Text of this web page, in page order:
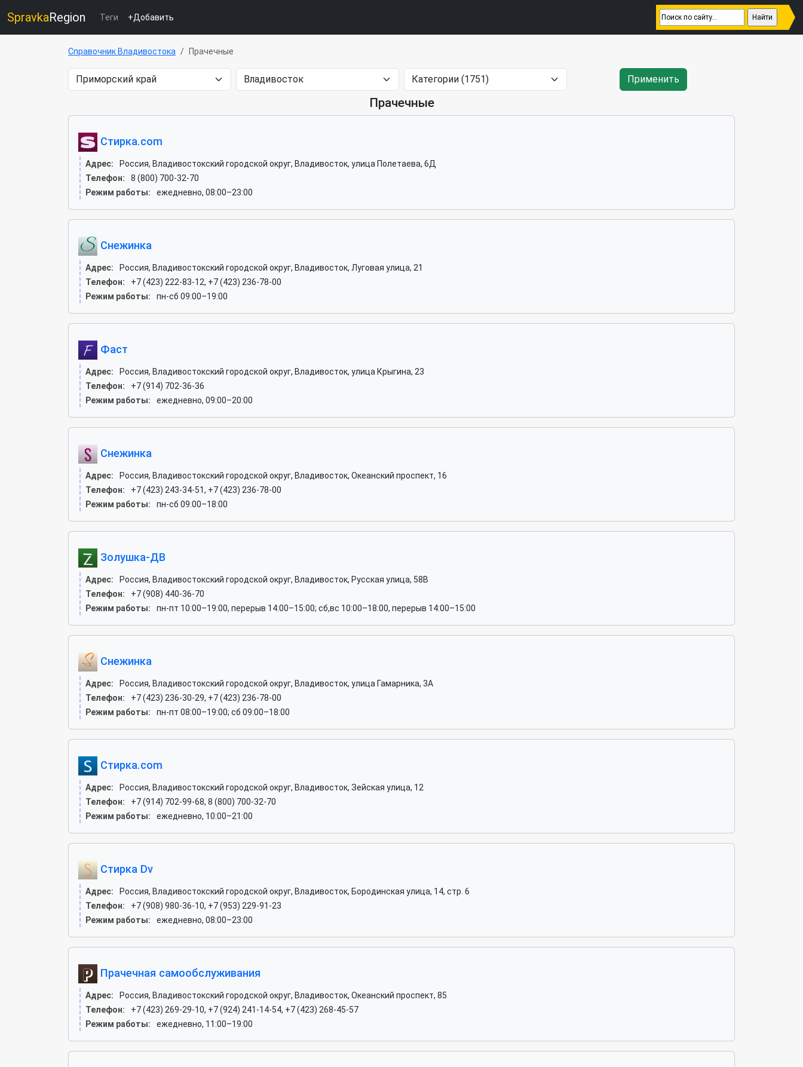
SpravkaRegion Теги +Добавить
Справочник Владивостока Прачечные
Применить
Прачечные
Стирка.com
Адрес:
Россия, Владивостокский городской округ, Владивосток, улица Полетаева, 6Д
Телефон:
8 (800) 700-32-70
Режим работы:
ежедневно, 08:00–23:00
Снежинка
Адрес:
Россия, Владивостокский городской округ, Владивосток, Луговая улица, 21
Телефон:
+7 (423) 222-83-12, +7 (423) 236-78-00
Режим работы:
пн-сб 09:00–19:00
Фаст
Адрес:
Россия, Владивостокский городской округ, Владивосток, улица Крыгина, 23
Телефон:
+7 (914) 702-36-36
Режим работы:
ежедневно, 09:00–20:00
Снежинка
Адрес:
Россия, Владивостокский городской округ, Владивосток, Океанский проспект, 16
Телефон:
+7 (423) 243-34-51, +7 (423) 236-78-00
Режим работы:
пн-сб 09:00–18:00
Золушка-ДВ
Адрес:
Россия, Владивостокский городской округ, Владивосток, Русская улица, 58В
Телефон:
+7 (908) 440-36-70
Режим работы:
пн-пт 10:00–19:00, перерыв 14:00–15:00; сб,вс 10:00–18:00, перерыв 14:00–15:00
Снежинка
Адрес:
Россия, Владивостокский городской округ, Владивосток, улица Гамарника, 3А
Телефон:
+7 (423) 236-30-29, +7 (423) 236-78-00
Режим работы:
пн-пт 08:00–19:00; сб 09:00–18:00
Стирка.com
Адрес:
Россия, Владивостокский городской округ, Владивосток, Зейская улица, 12
Телефон:
+7 (914) 702-99-68, 8 (800) 700-32-70
Режим работы:
ежедневно, 10:00–21:00
Стирка Dv
Адрес:
Россия, Владивостокский городской округ, Владивосток, Бородинская улица, 14, стр. 6
Телефон:
+7 (908) 980-36-10, +7 (953) 229-91-23
Режим работы:
ежедневно, 08:00–23:00
Прачечная самообслуживания
Адрес:
Россия, Владивостокский городской округ, Владивосток, Океанский проспект, 85
Телефон:
+7 (423) 269-29-10, +7 (924) 241-14-54, +7 (423) 268-45-57
Режим работы:
ежедневно, 11:00–19:00